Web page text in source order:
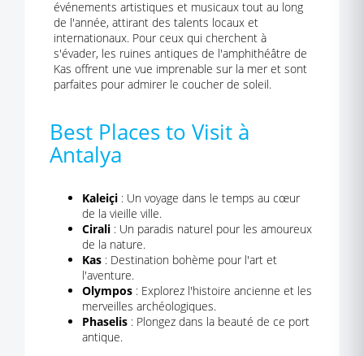
événements artistiques et musicaux tout au long
de l'année, attirant des talents locaux et
internationaux. Pour ceux qui cherchent à
s'évader, les ruines antiques de l'amphithéâtre de
Kas offrent une vue imprenable sur la mer et sont
parfaites pour admirer le coucher de soleil.
Best Places to Visit à
Antalya
Kaleiçi : Un voyage dans le temps au cœur
de la vieille ville.
Cirali : Un paradis naturel pour les amoureux
de la nature.
Kas : Destination bohème pour l'art et
l'aventure.
Olympos : Explorez l'histoire ancienne et les
merveilles archéologiques.
Phaselis : Plongez dans la beauté de ce port
antique.